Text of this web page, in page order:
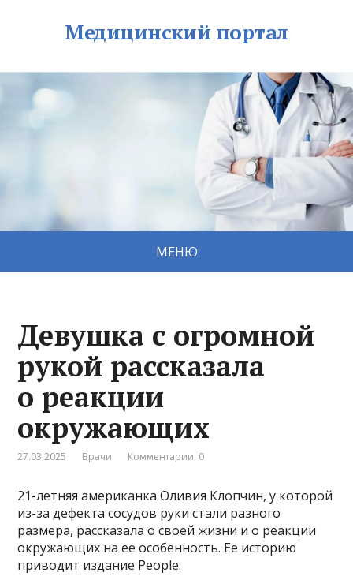
Медицинский портал
МЕНЮ
Девушка с огромной
рукой рассказала
о реакции
окружающих
27.03.2025 Врачи Комментарии: 0
21-летняя американка Оливия Клопчин, у которой
из-за дефекта сосудов руки стали разного
размера, рассказала о своей жизни и о реакции
окружающих на ее особенность. Ее историю
приводит издание People.